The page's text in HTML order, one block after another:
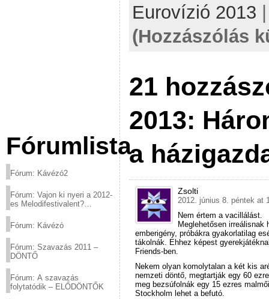
Fórumlista
Fórum: Kávézó2
Fórum: Vajon ki nyeri a 2012-
es Melodifestivalent?
Fórum: Kávézó
Fórum: Szavazás 2011 –
DÖNTŐ
Fórum: A szavazás
folytatódik – ELŐDÖNTŐK
Eurovízió 2013
(Hozzászólás
21
2013:
a
Zsolti
2012. június 8. péntek at
Nem értem a vacillálást.
Meglehetősen
emberigény, próbákra gyakorlatilag
tákolnák. Ehhez képest
Friends-ben.
Nekem olyan komolytalan a két kis
nemzeti döntő, megtartják egy 60
meg bezsúfolnák egy 15 ezres
Stockholm lehet a befutó.